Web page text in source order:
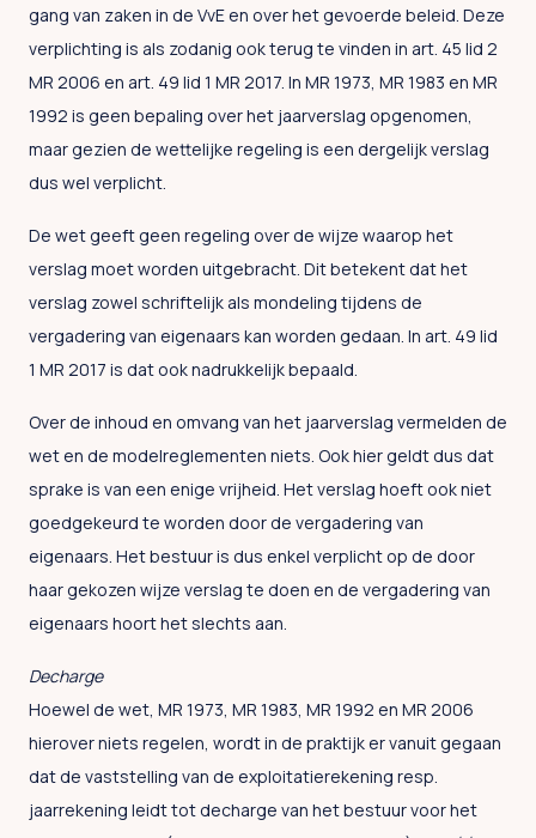
gang van zaken in de VvE en over het gevoerde beleid. Deze
verplichting is als zodanig ook terug te vinden in art. 45 lid 2
MR 2006 en art. 49 lid 1 MR 2017. In MR 1973, MR 1983 en MR
1992 is geen bepaling over het jaarverslag opgenomen,
maar gezien de wettelijke regeling is een dergelijk verslag
dus wel verplicht.
De wet geeft geen regeling over de wijze waarop het
verslag moet worden uitgebracht. Dit betekent dat het
verslag zowel schriftelijk als mondeling tijdens de
vergadering van eigenaars kan worden gedaan. In art. 49 lid
1 MR 2017 is dat ook nadrukkelijk bepaald.
Over de inhoud en omvang van het jaarverslag vermelden de
wet en de modelreglementen niets. Ook hier geldt dus dat
sprake is van een enige vrijheid. Het verslag hoeft ook niet
goedgekeurd te worden door de vergadering van
eigenaars. Het bestuur is dus enkel verplicht op de door
haar gekozen wijze verslag te doen en de vergadering van
eigenaars hoort het slechts aan.
Decharge
Hoewel de wet, MR 1973, MR 1983, MR 1992 en MR 2006
hierover niets regelen, wordt in de praktijk er vanuit gegaan
dat de vaststelling van de exploitatierekening resp.
jaarrekening leidt tot decharge van het bestuur voor het